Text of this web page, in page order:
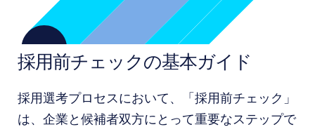
採用前チェックの基本ガイド
採用選考プロセスにおいて、「採用前チェック」
は、企業と候補者双方にとって重要なステップで